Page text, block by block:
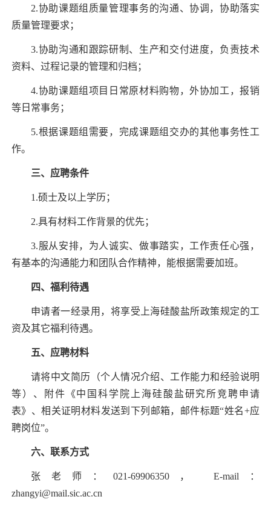
2.协助课题组质量管理事务的沟通、协调，协助落实
质量管理要求；
3.协助沟通和跟踪研制、生产和交付进度，负责技术
资料、过程记录的管理和归档；
4.协助课题组项目日常原材料购物，外协加工，报销
等日常事务；
5.根据课题组需要，完成课题组交办的其他事务性工
作。
三、应聘条件
1.硕士及以上学历；
2.具有材料工作背景的优先；
3.服从安排，为人诚实、做事踏实，工作责任心强，
有基本的沟通能力和团队合作精神，能根据需要加班。
四、福利待遇
申请者一经录用，将享受上海硅酸盐所政策规定的工
资及其它福利待遇。
五、应聘材料
请将中文简历（个人情况介绍、工作能力和经验说明
等）、附件《中国科学院上海硅酸盐研究所竞聘申请
表》、相关证明材料发送到下列邮箱，邮件标题“姓名+应
聘岗位”。
六、联系方式
张老师： 021-69906350，E-mail ：
zhangyi@mail.sic.ac.cn